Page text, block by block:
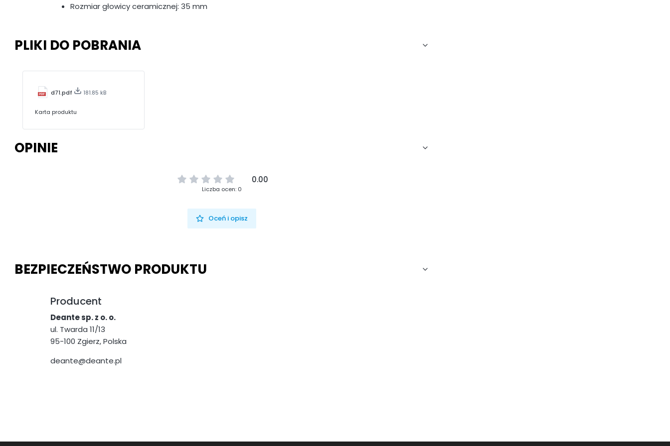
Rozmiar głowicy ceramicznej: 35 mm
PLIKI DO POBRANIA
d71.pdf 181.85 kB
Karta produktu
OPINIE
0.00
Liczba ocen: 0
Oceń i opisz
BEZPIECZEŃSTWO PRODUKTU
Producent
Deante sp. z o. o.
ul. Twarda 11/13
95-100 Zgierz, Polska
deante@deante.pl